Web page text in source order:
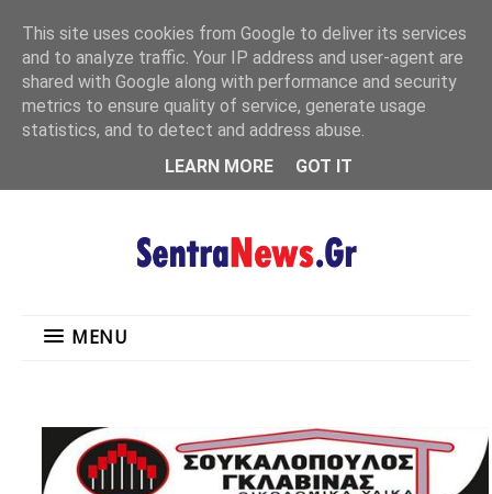
MENU
MENU
This site uses cookies from Google to deliver its services
and to analyze traffic. Your IP address and user-agent are
shared with Google along with performance and security
metrics to ensure quality of service, generate usage
statistics, and to detect and address abuse.
LEARN MORE
GOT IT